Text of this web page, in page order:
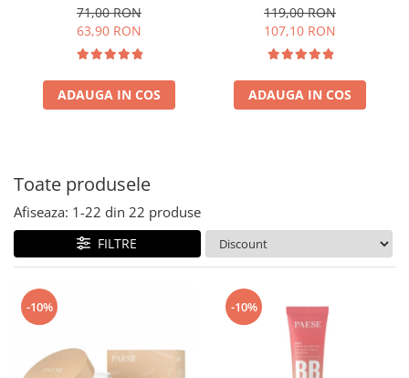
NATURAL 30ml
71,00 RON
63,90 RON
ADAUGA IN COS
natural
119,00 RON
107,10 RON
ADAUGA IN COS
Toate produsele
Afiseaza: 1-22 din 22 produse
FILTRE
-10% -10%